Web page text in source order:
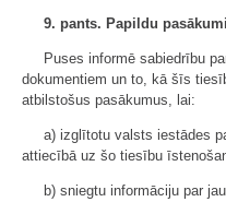
9. pants. Papildu pasākumi
Puses informē sabiedrību
dokumentiem un to, kā šīs
atbilstošus pasākumus, lai:
a) izglītotu valsts iestādes
attiecībā uz šo tiesību
b) sniegtu informāciju par